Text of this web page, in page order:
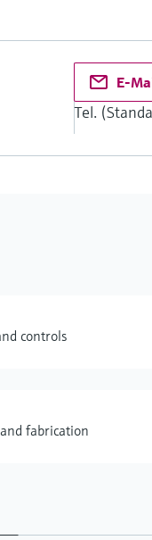
E-
Tel.
controls
fabrication